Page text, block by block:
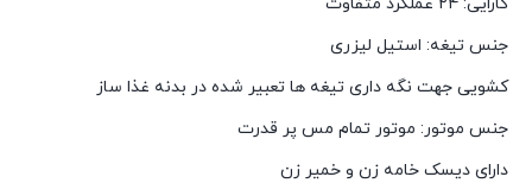
جنس تیغه: استیل لیزری
کشویی جهت نگه داری تیغه ها تعبیر شده در بدنه غذا ساز
جنس موتور: موتور تمام مس پر قدرت
دارای دیسک خامه زن و خمیر زن